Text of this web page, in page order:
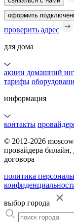
оформить
проверить адрес
для дома
акции домашний
тарифы
информация
контакты
© 2012-2026
провайдера
договора
политика
выбор города